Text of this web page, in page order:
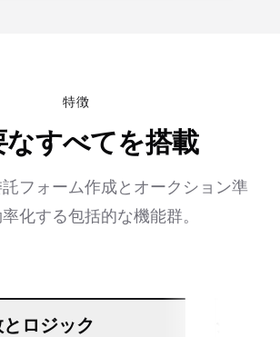
特徴
なすべてを搭載
フォーム作成とオークション準
化する包括的な機能群。
ロジック